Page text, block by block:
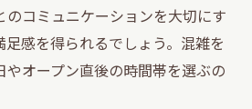
コミュニケーションを大切にす
感を得られるでしょう。混雑を
やオープン直後の時間帯を選ぶの